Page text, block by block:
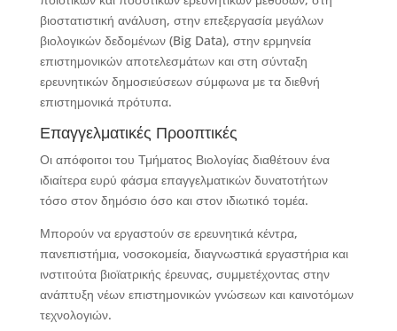
βιοστατιστική ανάλυση, στην επεξεργασία μεγάλων
βιολογικών δεδομένων (Big Data), στην ερμηνεία
επιστημονικών αποτελεσμάτων και στη σύνταξη
ερευνητικών δημοσιεύσεων σύμφωνα με τα διεθνή
επιστημονικά πρότυπα.
Επαγγελματικές Προοπτικές
Οι απόφοιτοι του Τμήματος Βιολογίας διαθέτουν ένα
ιδιαίτερα ευρύ φάσμα επαγγελματικών δυνατοτήτων
τόσο στον δημόσιο όσο και στον ιδιωτικό τομέα.
Μπορούν να εργαστούν σε ερευνητικά κέντρα,
πανεπιστήμια, νοσοκομεία, διαγνωστικά εργαστήρια και
ινστιτούτα βιοϊατρικής έρευνας, συμμετέχοντας στην
ανάπτυξη νέων επιστημονικών γνώσεων και καινοτόμων
τεχνολογιών.